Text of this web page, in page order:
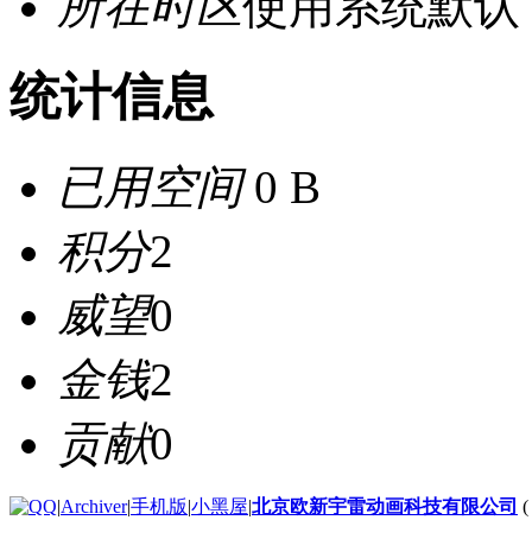
统计信息
已用空间0 B
积分2
威望0
金钱2
贡献0
|Archiver|手机版|小黑屋|北京欧新宇雷动画科技有限公司 (